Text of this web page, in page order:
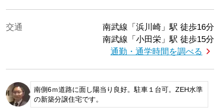
交通 南武線「浜川崎」駅 徒歩16分
南武線「小田栄」駅 徒歩15分
通勤・通学時間を調べる
南側6ｍ道路に面し陽当り良好。駐車１台可。ZEH水準
の新築分譲住宅です。